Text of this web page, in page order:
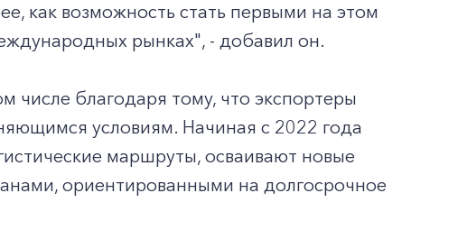
как возможность стать первыми на этом
рынках", - добавил он.
числе благодаря тому, что экспортеры
условиям. Начиная с 2022 года
маршруты, осваивают новые
ориентированными на долгосрочное